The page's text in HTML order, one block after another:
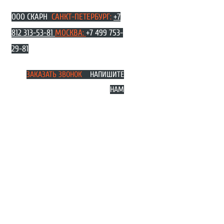
Перейти
содержимому
ООО СКАРН САНКТ-ПЕТЕРБУРГ: +7
812 313-53-81 МОСКВА: +7 499 753-
29-81
ЗАКАЗАТЬ ЗВОНОК
НАПИШИТЕ
НАМ